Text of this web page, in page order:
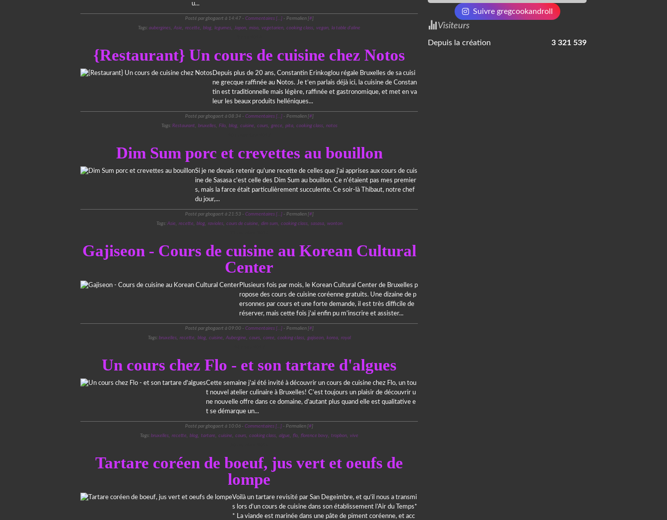
u...
Posté par gbogaert à 14:47 - Commentaires […]- Permalien [#]
Tags: aubergines, Asie, recette, blog, legumes, Japon, miso, vegetarien, cooking class, vegan, la table d'aline
{Restaurant} Un cours de cuisine chez Notos
Depuis plus de 20 ans, Constantin Erinkoglou régale Bruxelles de sa cuisi
ne grecque raffinée au Notos. Je t’en parlais déjà ici, la cuisine de Constan
tin est traditionnelle mais légère, raffinée et gastronomique, et met en va
leur les beaux produits helléniques...
Posté par gbogaert à 08:34 - Commentaires […]- Permalien [#]
Tags: Restaurant, bruxelles, Filo, blog, cuisine, cours, grece, pita, cooking class, notos
Dim Sum porc et crevettes au bouillon
Si je ne devais retenir qu'une recette de celles que j'ai apprises aux cours de cuis
ine de Sasasa c'est celle des Dim Sum au bouillon. Ce n'étaient pas mes premier
s, mais la farce était particulièrement succulente. Ce soir-là Thibaut, notre chef
du jour,...
Posté par gbogaert à 21:53 - Commentaires […]- Permalien [#]
Tags: Asie, recette, blog, ravioles, cours de cuisine, dim sum, cooking class, sasasa, wonton
Gajiseon - Cours de cuisine au Korean Cultural
Center
Plusieurs fois par mois, le Korean Cultural Center de Bruxelles p
ropose des cours de cuisine coréenne gratuits. Une dizaine de p
ersonnes par cours et une forte demande, il est très difficile de
réserver, mais cette fois j’ai enfin pu m’inscrire et assister...
Posté par gbogaert à 09:00 - Commentaires […]- Permalien [#]
Tags: bruxelles, recette, blog, cuisine, Aubergine, cours, coree, cooking class, gajiseon, korea, royal
Un cours chez Flo - et son tartare d'algues
Cette semaine j’ai été invité à découvrir un cours de cuisine chez Flo, un tou
t nouvel atelier culinaire à Bruxelles! C’est toujours un plaisir de découvrir u
ne nouvelle offre dans ce domaine, d’autant plus quand elle est qualitative e
t se démarque un...
Posté par gbogaert à 10:06 - Commentaires […] - Permalien [#]
Tags: bruxelles, recette, blog, tartare, cuisine, cours, cooking class, algue, flo, florence bovy, tropbon, vive
Tartare coréen de boeuf, jus vert et oeufs de
lompe
Voilà un tartare revisité par San Degeimbre, et qu’il nous a transmi
s lors d’un cours de cuisine dans son établissement l’Air du Temps*
* La viande est marinée dans une pâte de piment coréenne, et acc
Suivre gregcookandroll
Visiteurs
Depuis la création 3 321 539